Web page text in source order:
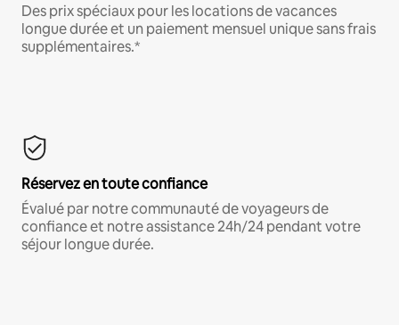
Des prix spéciaux pour les locations de vacances
longue durée et un paiement mensuel unique sans frais
supplémentaires.*
Réservez en toute confiance
Évalué par notre communauté de voyageurs de
confiance et notre assistance 24h/24 pendant votre
séjour longue durée.